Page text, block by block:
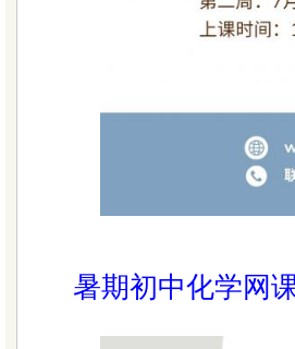
暑期初中化学网